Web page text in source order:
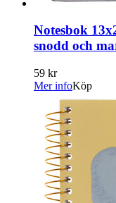
Notesbok
snodd och
59 kr
Mer infoKöp